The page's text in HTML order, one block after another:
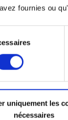
fournies ou
uniquement les
nécessaires
il est
contact
vous êtes